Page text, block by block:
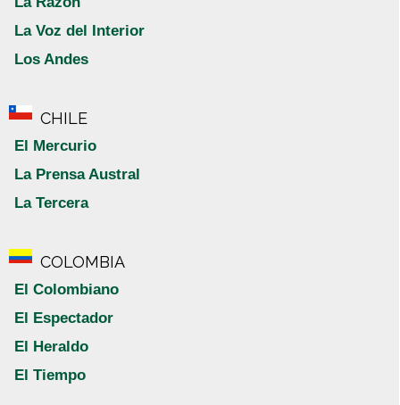
La Voz del Interior
Los Andes
CHILE
El Mercurio
La Prensa Austral
La Tercera
COLOMBIA
El Colombiano
El Espectador
El Heraldo
El Tiempo